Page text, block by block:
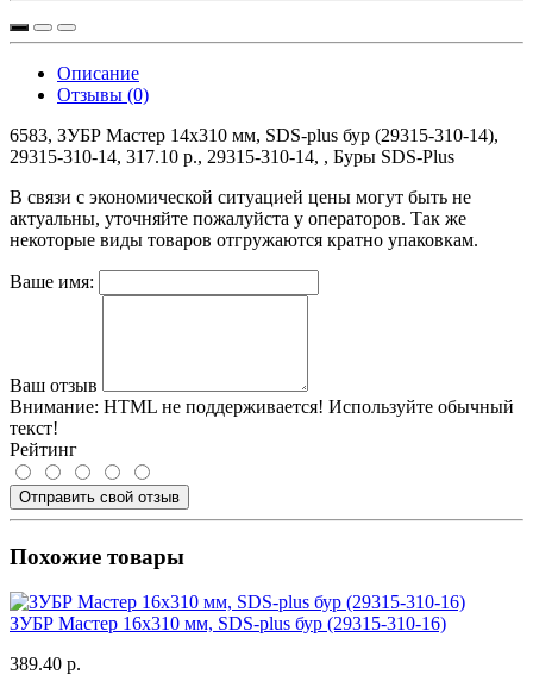
Описание
Отзывы (0)
6583, ЗУБР Мастер 14x310 мм, SDS-plus бур (29315-310-14),
29315-310-14, 317.10 р., 29315-310-14, , Буры SDS-Plus
В связи с экономической ситуацией цены могут быть не
актуальны, уточняйте пожалуйста у операторов. Так же
некоторые виды товаров отгружаются кратно упаковкам.
Ваше имя:
Ваш отзыв
Внимание: HTML не поддерживается! Используйте обычный
текст!
Рейтинг
Отправить свой отзыв
Похожие товары
ЗУБР Мастер 16x310 мм, SDS-plus бур (29315-310-16)
389.40 р.